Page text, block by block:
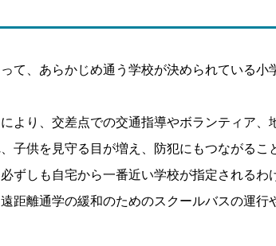
て、あらかじめ通う学校が決められている小
より、交差点での交通指導やボランティア
子供を見守る目が増え、防犯にもつながる
ずしも自宅から一番近い学校が指定される
距離通学の緩和のためのスクールバスの運行